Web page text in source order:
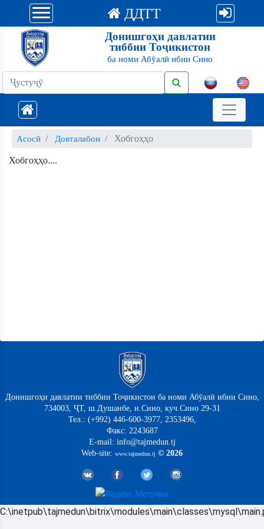
ДДТТ
Донишгоҳи давлатии
тиббии Тоҷикистон
ба номи Абӯалӣ ибни Сино
Асосӣ Довталабон Хобгоҳҳо
Хобгоҳҳо....
Донишгоҳи давлатии тиббии Тоҷикистон ба номи Абӯалӣ ибни Сино,
734003, ҶТ, ш.Душанбе, н.Сино, куч.Сино 29-31
Тел.: (+992) 446-600-3977, 2353496,
Факс: 2243687
E-mail: info@tajmedun.tj
Web-site: www.tajmedun.tj © 2026